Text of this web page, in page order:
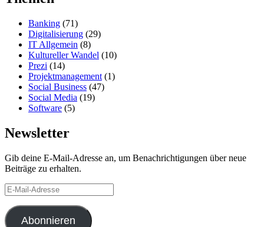
Banking (71)
Digitalisierung (29)
IT Allgemein (8)
Kultureller Wandel (10)
Prezi (14)
Projektmanagement (1)
Social Business (47)
Social Media (19)
Software (5)
Newsletter
Gib deine E-Mail-Adresse an, um Benachrichtigungen über neue
Beiträge zu erhalten.
E-
Mail-
Adresse
Abonnieren